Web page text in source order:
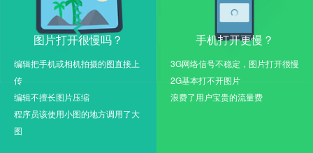
图片打开很慢吗？
编辑把手机或相机拍摄的图直接上
传
编辑不擅长图片压缩
程序员该使用小图的地方调用了大
图
手机打开更慢？
3G网络信号不稳定，图片打开很慢
2G基本打不开图片
浪费了用户宝贵的流量费